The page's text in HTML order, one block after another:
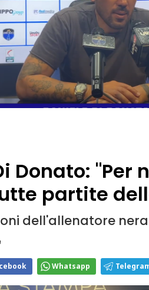
Donato: "Per
partite
dell'allenatore
Whatsapp